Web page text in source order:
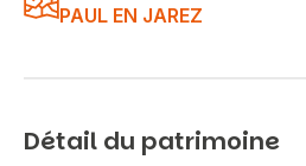
PAUL EN JAREZ
Détail du patrimoine